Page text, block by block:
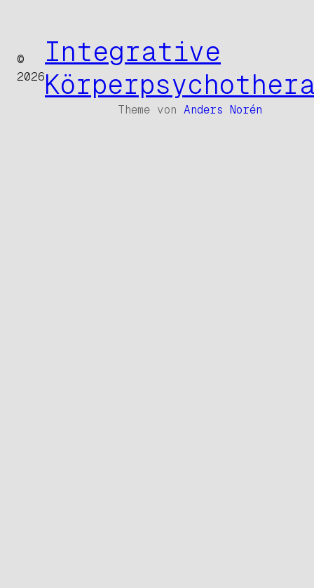
©
2026
Integrative
Theme von Anders Norén